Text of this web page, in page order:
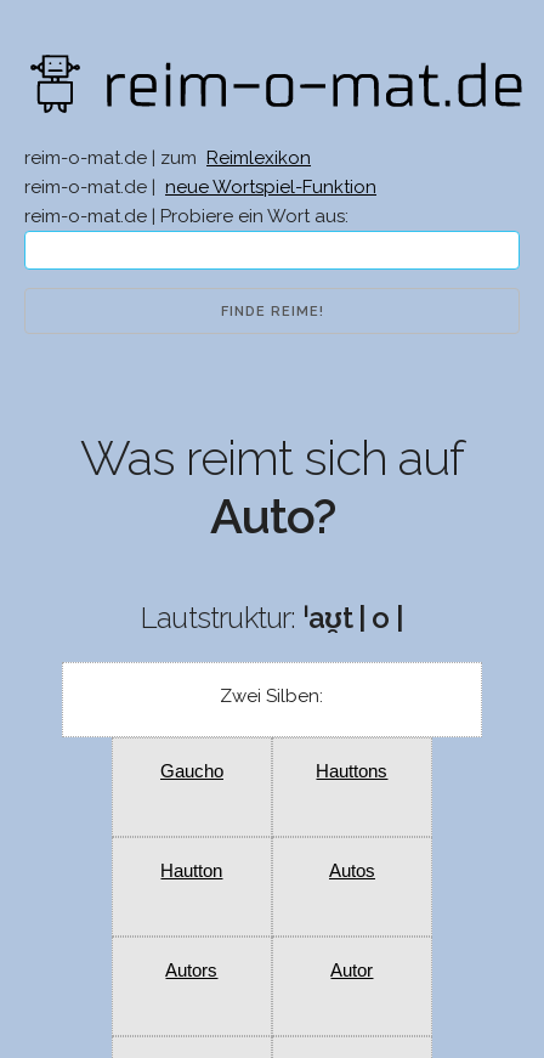
reim-o-mat.de | zum
Reimlexikon
reim-o-mat.de |
neue Wortspiel-Funktion
reim-o-mat.de | Probiere ein Wort aus:
Was reimt sich auf
Auto?
Lautstruktur: ˈaʊ̯t | o |
Zwei Silben:
Gaucho Hauttons
Hautton Autos
Autors Autor